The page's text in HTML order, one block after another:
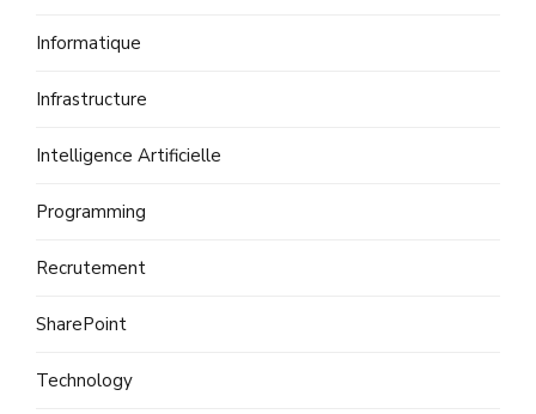
Informatique
Infrastructure
Intelligence Artificielle
Programming
Recrutement
SharePoint
Technology